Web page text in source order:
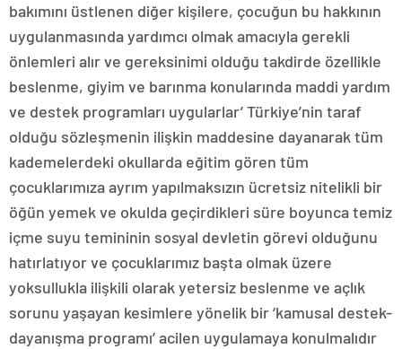
bakımını üstlenen diğer kişilere, çocuğun bu hakkının
uygulanmasında yardımcı olmak amacıyla gerekli
önlemleri alır ve gereksinimi olduğu takdirde özellikle
beslenme, giyim ve barınma konularında maddi yardım
ve destek programları uygularlar’ Türkiye’nin taraf
olduğu sözleşmenin ilişkin maddesine dayanarak tüm
kademelerdeki okullarda eğitim gören tüm
çocuklarımıza ayrım yapılmaksızın ücretsiz nitelikli bir
öğün yemek ve okulda geçirdikleri süre boyunca temiz
içme suyu temininin sosyal devletin görevi olduğunu
hatırlatıyor ve çocuklarımız başta olmak üzere
yoksullukla ilişkili olarak yetersiz beslenme ve açlık
sorunu yaşayan kesimlere yönelik bir ‘kamusal destek-
dayanışma programı’ acilen uygulamaya konulmalıdır